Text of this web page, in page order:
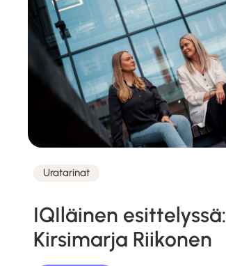
Uratarinat
IQIläinen esittelyssä:
Kirsimarja Riikonen